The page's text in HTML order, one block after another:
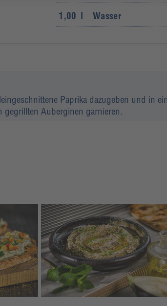
1,00 l Wasser
Paprika dazugeben und in
gegrillten Auberginen garnieren.